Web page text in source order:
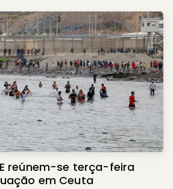
reúnem-se terça-feira
em Ceuta